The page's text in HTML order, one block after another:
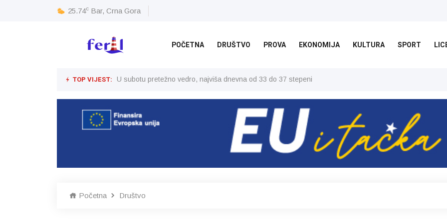
25.74c Bar, Crna Gora
POČETNA DRUŠTVO PROVA EKONOMIJA KULTURA SPORT
TOP VIJEST: U subotu pretežno vedro, najviša dnevna od 33 do 37 stepeni
Početna Društvo